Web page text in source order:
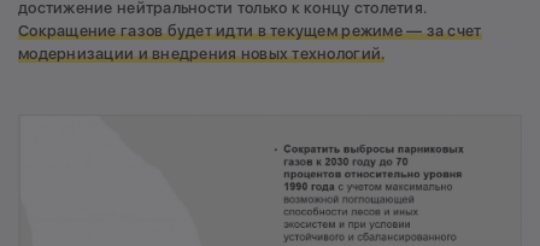
достижение нейтральности только к концу столетия.
Сокращение газов будет идти в текущем режиме — за счет
модернизации и внедрения новых технологий.